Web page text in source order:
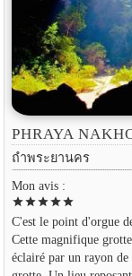
PHRAYA
ถำพระยานคร
Mon avis :
starstarstarstarstar
C'est le point d'orgue
Cette magnifique
éclairé par un rayon